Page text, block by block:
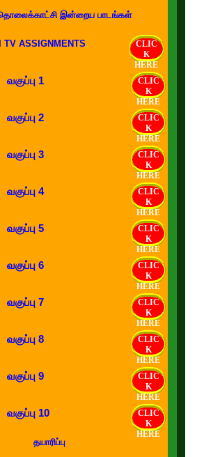
இன்றைய பாடங்கள்
TV ASSIGNMENTS
CLIC
K
HERE
வகுப்பு 1
CLIC
K
HERE
வகுப்பு 2
CLIC
K
HERE
வகுப்பு 3
CLIC
K
HERE
வகுப்பு 4
CLIC
K
HERE
வகுப்பு 5
CLIC
K
HERE
வகுப்பு 6
CLIC
K
HERE
வகுப்பு 7
CLIC
K
HERE
வகுப்பு 8
CLIC
K
HERE
வகுப்பு 9
CLIC
K
HERE
வகுப்பு 10
CLIC
K
HERE
தயாரிப்பு